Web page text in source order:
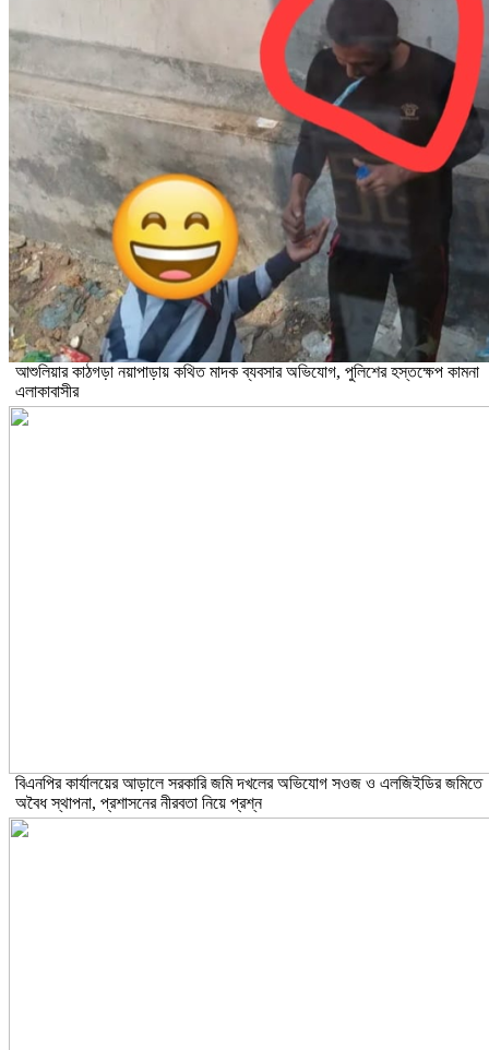
আশুলিয়ার কাঠগড়া নয়াপাড়ায় কথিত মাদক ব্যবসার অভিযোগ, পুলিশের হস্তক্ষেপ কামনা
এলাকাবাসীর
বিএনপির কার্যালয়ের আড়ালে সরকারি জমি দখলের অভিযোগ সওজ ও এলজিইডির জমিতে
অবৈধ স্থাপনা, প্রশাসনের নীরবতা নিয়ে প্রশ্ন